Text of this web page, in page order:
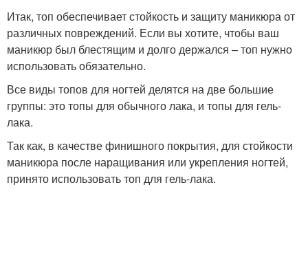
Итак, топ обеспечивает стойкость и защиту маникюра от
различных повреждений. Если вы хотите, чтобы ваш
маникюр был блестящим и долго держался – топ нужно
использовать обязательно.
Все виды топов для ногтей делятся на две большие
группы: это топы для обычного лака, и топы для гель-
лака.
Так как, в качестве финишного покрытия, для стойкости
маникюра после наращивания или укрепления ногтей,
принято использовать топ для гель-лака.